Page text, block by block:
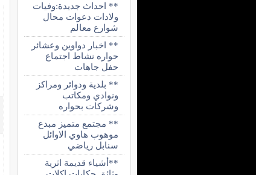
** احداث جديدة:وفيات
ولادات دعوات محال
شوارع معالم
** اخبار دواوين وعشائر
حواره نشاط اجتماع
حفل جاهات
** بلدية ودوائر ومراكز
ونوادي ومكاتب
وشركات بحواره
** مجتمع متميز مبدع
موهوب هاوي الاوائل
سنابل رياضي
**أشياء قديمة اثرية